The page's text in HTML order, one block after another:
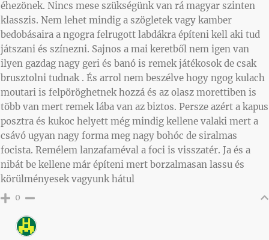
éhezönek. Nincs mese szükségünk van rá magyar szinten
klasszis. Nem lehet mindig a szögletek vagy kamber
bedobásaira a ngogra felrugott labdákra építeni kell aki tud
játszani és színezni. Sajnos a mai keretből nem igen van
ilyen gazdag nagy geri és banó is remek játékosok de csak
brusztolni tudnak . És arrol nem beszélve hogy ngog kulach
moutari is felpöröghetnek hozzá és az olasz morettiben is
több van mert remek lába van az biztos. Persze azért a kapus
posztra és kukoc helyett még mindig kellene valaki mert a
csávó ugyan nagy forma meg nagy bohóc de siralmas
focista. Remélem lanzafaméval a foci is visszatér. Ja és a
nibát be kellene már építeni mert borzalmasan lassu és
körülményesek vagyunk hátul
0